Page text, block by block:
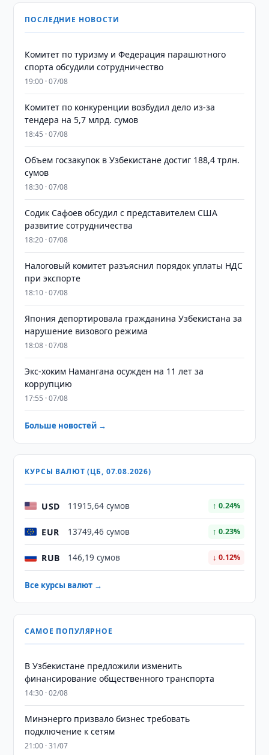
ПОСЛЕДНИЕ НОВОСТИ
Комитет по туризму и Федерация парашютного
спорта обсудили сотрудничество
19:00 · 07/08
Комитет по конкуренции возбудил дело из-за
тендера на 5,7 млрд. сумов
18:45 · 07/08
​​​​​​​Объем госзакупок в Узбекистане достиг 188,4 трлн.
сумов
18:30 · 07/08
Содик Сафоев обсудил с представителем США
развитие сотрудничества
18:20 · 07/08
Налоговый комитет разъяснил порядок уплаты НДС
при экспорте
18:10 · 07/08
Япония депортировала гражданина Узбекистана за
нарушение визового режима
18:08 · 07/08
​​​​​​​Экс-хоким Намангана осужден на 11 лет за
коррупцию
17:55 · 07/08
Больше новостей →
КУРСЫ ВАЛЮТ (ЦБ, 07.08.2026)
USD 11915,64 сумов ↑ 0.24%
EUR 13749,46 сумов ↑ 0.23%
RUB 146,19 сумов ↓ 0.12%
Все курсы валют →
САМОЕ ПОПУЛЯРНОЕ
В Узбекистане предложили изменить
финансирование общественного транспорта
14:30 · 02/08
Минэнерго призвало бизнес требовать
подключение к сетям
21:00 · 31/07